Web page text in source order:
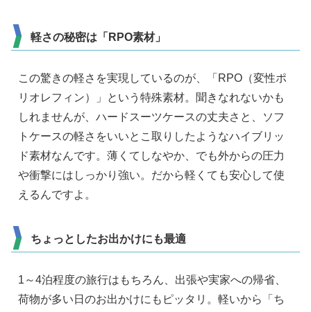
軽さの秘密は「RPO素材」
この驚きの軽さを実現しているのが、「RPO（変性ポ
リオレフィン）」という特殊素材。聞きなれないかも
しれませんが、ハードスーツケースの丈夫さと、ソフ
トケースの軽さをいいとこ取りしたようなハイブリッ
ド素材なんです。薄くてしなやか、でも外からの圧力
や衝撃にはしっかり強い。だから軽くても安心して使
えるんですよ。
ちょっとしたお出かけにも最適
1～4泊程度の旅行はもちろん、出張や実家への帰省、
荷物が多い日のお出かけにもピッタリ。軽いから「ち